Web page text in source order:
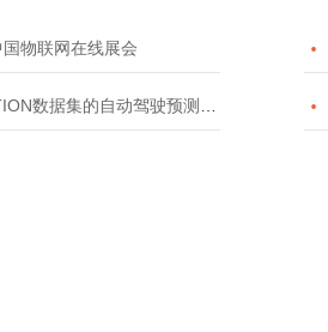
物联网在线展会 
据集的自动驾驶预测模型挑战赛 